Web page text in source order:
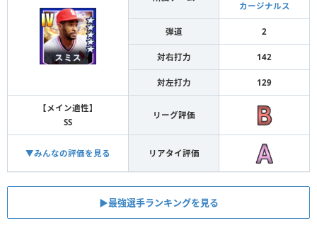
カージナルス
弾道 2
対右打力 142
対左打力 129
【メイン適性】
SS
リーグ評価
▼みんなの評価を見る リアタイ評価
▶︎最強選手ランキングを見る